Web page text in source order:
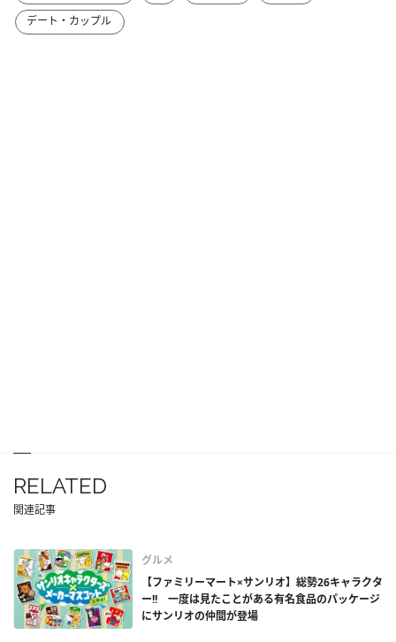
デート・カップル
RELATED
関連記事
グルメ
【ファミリーマート×サンリオ】総勢26キャラクタ
ー!! 一度は見たことがある有名食品のパッケージ
にサンリオの仲間が登場